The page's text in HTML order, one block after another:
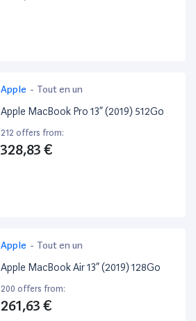
Apple - Tout en un
Apple MacBook Pro 13” (2019) 512Go
212 offers from:
328,83 €
Apple - Tout en un
Apple MacBook Air 13” (2019) 128Go
200 offers from:
261,63 €